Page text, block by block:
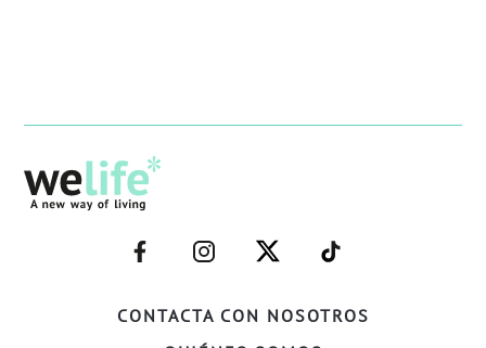
CONTACTA CON NOSOTROS
–
FACEBOOK–
–
INSTAGRAM–
–
TWITTER–
–
WELIFE–